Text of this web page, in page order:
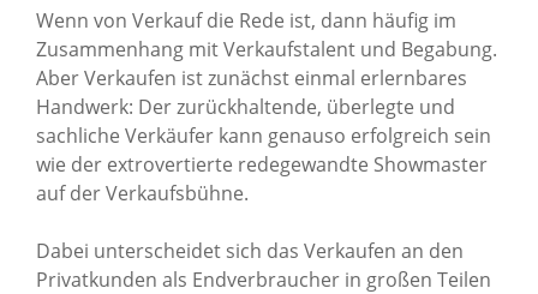
Standorte
Presse
News Archiv
Wenn von Verkauf die Rede ist, dann häufig im
Zusammenhang mit Verkaufstalent und Begabung.
Aber Verkaufen ist zunächst einmal erlernbares
Handwerk: Der zurückhaltende, überlegte und
sachliche Verkäufer kann genauso erfolgreich sein
wie der extrovertierte redegewandte Showmaster
auf der Verkaufsbühne.
Dabei unterscheidet sich das Verkaufen an den
Privatkunden als Endverbraucher in großen Teilen